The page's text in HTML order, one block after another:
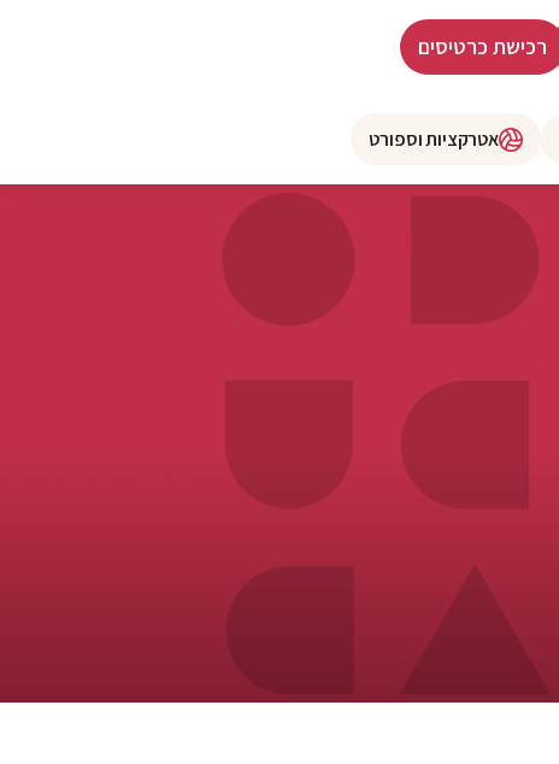
רכישת כרטיסים
אטרקציות וספורט